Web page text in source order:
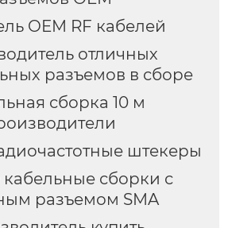
OEM RF кабелей
отличных
разъемов в сборе
сборка 10 м
штекеры
сборки с
разъемом SMA